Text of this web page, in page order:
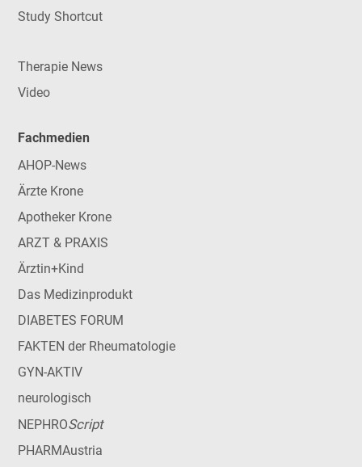
Study Shortcut
Therapie News
Video
Fachmedien
AHOP-News
Ärzte Krone
Apotheker Krone
ARZT & PRAXIS
Ärztin+Kind
Das Medizinprodukt
DIABETES FORUM
FAKTEN der Rheumatologie
GYN-AKTIV
neurologisch
NEPHROScript
PHARMAustria